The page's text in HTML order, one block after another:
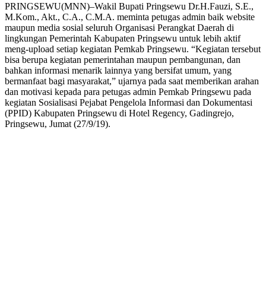
PRINGSEWU(MNN)–Wakil Bupati Pringsewu Dr.H.Fauzi, S.E.,
M.Kom., Akt., C.A., C.M.A. meminta petugas admin baik website
maupun media sosial seluruh Organisasi Perangkat Daerah di
lingkungan Pemerintah Kabupaten Pringsewu untuk lebih aktif
meng-upload setiap kegiatan Pemkab Pringsewu. “Kegiatan tersebut
bisa berupa kegiatan pemerintahan maupun pembangunan, dan
bahkan informasi menarik lainnya yang bersifat umum, yang
bermanfaat bagi masyarakat,” ujarnya pada saat memberikan arahan
dan motivasi kepada para petugas admin Pemkab Pringsewu pada
kegiatan Sosialisasi Pejabat Pengelola Informasi dan Dokumentasi
(PPID) Kabupaten Pringsewu di Hotel Regency, Gadingrejo,
Pringsewu, Jumat (27/9/19).